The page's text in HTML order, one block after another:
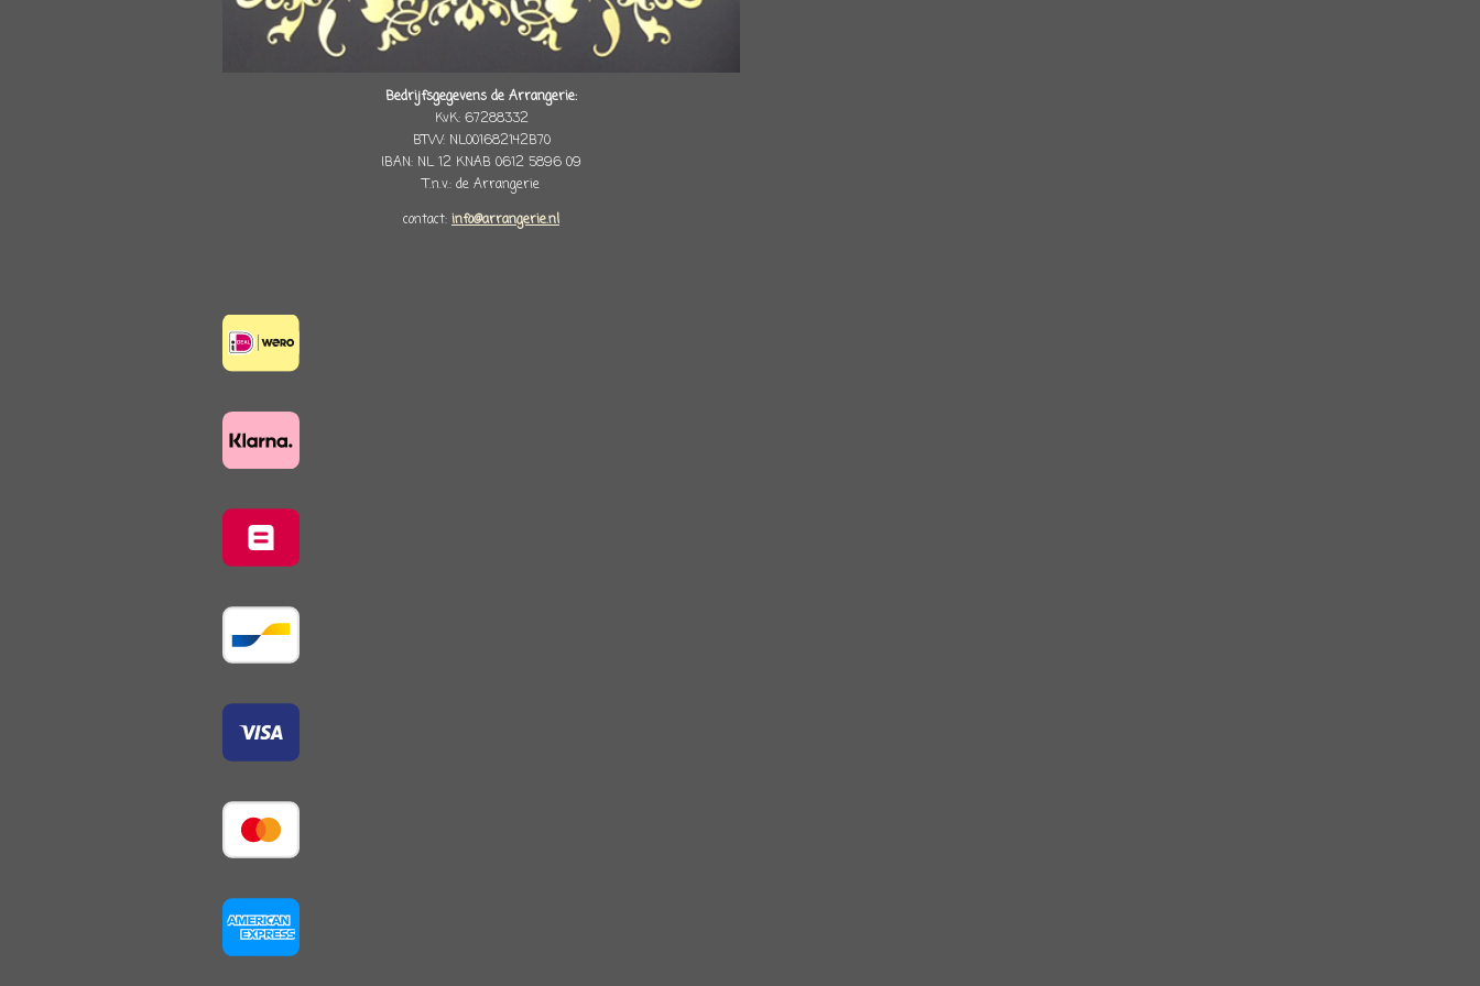
Bedrijfsgegevens de Arrangerie:
KvK: 67288332
BTW: NL001682142B70
IBAN: NL 12 KNAB 0612 5896 09
T.n.v.: de Arrangerie
contact: info@arrangerie.nl